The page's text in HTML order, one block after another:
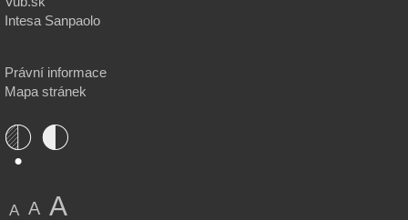
Intesa Sanpaolo
Právní informace
Mapa stránek
A A A